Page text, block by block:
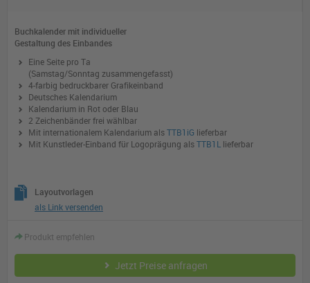
Buchkalender mit individueller
Gestaltung des Einbandes
Eine Seite pro Ta
(Samstag/Sonntag zusammengefasst)
4-farbig bedruckbarer Grafikeinband
Deutsches Kalendarium
Kalendarium in Rot oder Blau
2 Zeichenbänder frei wählbar
Mit internationalem Kalendarium alsTTB1iG lieferbar
Mit Kunstleder-Einband für Logoprägung alsTTB1L lieferbar
Layoutvorlagen
als Link versenden
Produkt empfehlen
Jetzt Preise anfragen